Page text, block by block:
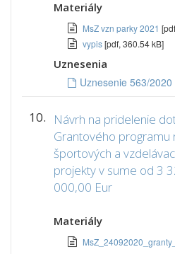
Materiály
MsZ vzn parky 2021
vypis[pdf, 360.54 kB]
Uznesenia
Uznesenie 563/2020
10.
Návrh na pridelenie
Grantového programu
športových a
projekty v sume od 3
000,00 Eur
Materiály